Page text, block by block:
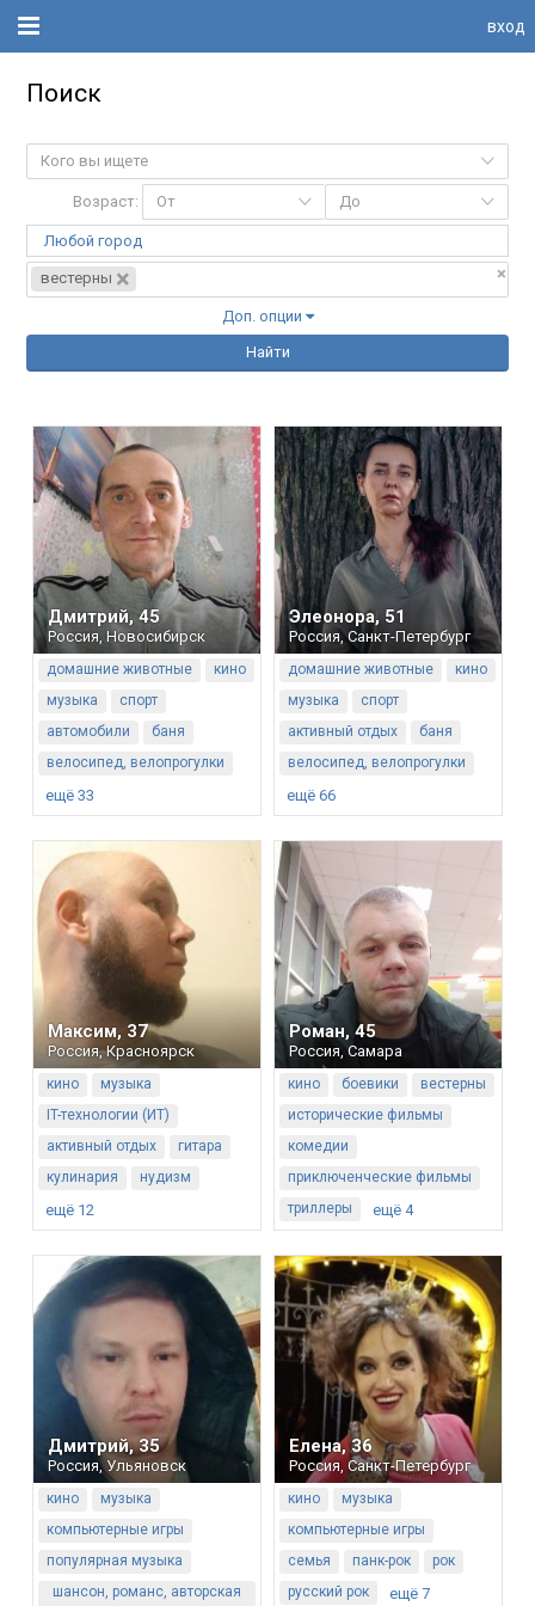
вход
Поиск
Кого вы ищете
Возраст: До
От
Любой город
×
вестерны ×
Доп. опции
Найти
Дмитрий,45
Россия, Новосибирск
домашние животные
кино
музыка
спорт
автомобили
баня
велосипед, велопрогулки
ещё 33
Элеонора, 51
Россия,Санкт-Петербург
домашние животные
кино
музыка
спорт
активный отдых
баня
велосипед, велопрогулки
ещё 66
Максим, 37
Россия,Красноярск
кино
музыка
IT-технологии (ИТ)
активный отдых
гитара
кулинария
нудизм
ещё 12
Роман, 45
Россия,Самара
кино боевики
вестерны
исторические фильмы
комедии
приключенческие фильмы
триллеры
ещё 4
Дмитрий,35
Россия,Ульяновск
кино
музыка
компьютерные игры
популярная музыка
шансон, романс, авторская
Елена,36
Россия,Санкт-Петербург
кино
музыка
компьютерные игры
семья
панк-рок
рок
русский рок
ещё 7